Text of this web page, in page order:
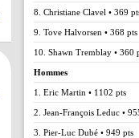
8. Christiane Clavel • 369
9. Tove Halvorsen • 368 pts
10. Shawn Tremblay • 360
Hommes
1. Eric Martin • 1102 pts
2. Jean-François Leduc •
3. Pier-Luc Dubé • 949 pts